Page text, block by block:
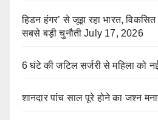
हिडन हंगर’ से जूझ रहा भारत, विकसित
सबसे बड़ी चुनौती July 17, 2026
6 घंटे की जटिल सर्जरी से महिला को
शानदार पांच साल पूरे होने का जश्न